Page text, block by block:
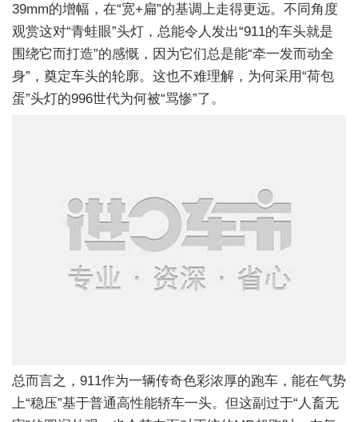
39mm的增幅，在“宽+扁”的基调上走得更远。不同角度
观赏这对“青蛙眼”头灯，总能令人发出“911的车头就是
围绕它而打造”的感慨，因为它们总是能“牵一发而动全
身”，奠定车头的轮廓。这也不难理解，为何采用“荷包
蛋”头灯的996世代为何被“骂惨”了。
总而言之，911作为一辆传奇色彩浓厚的跑车，能在气势
上“稳压”基于普通高性能轿车一头。但这副过于“人畜无